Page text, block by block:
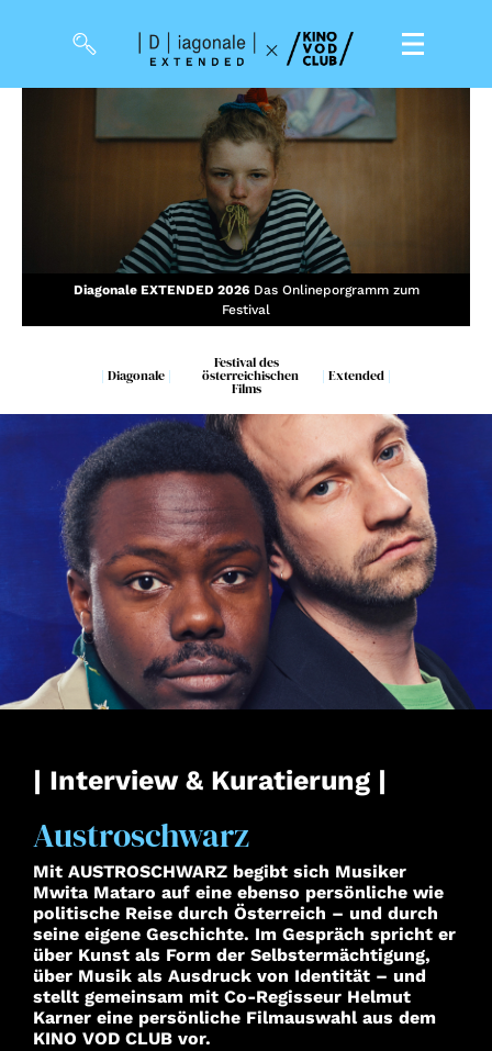
Zum KINO VOD CLUB
Tickets
Meine Events
So geht’s
Gutscheine
& Filmpässe
Account
Suche
Diagonale EXTENDED 2026Das Onlineporgramm zum
Festival
| Diagonale |
Festival des
österreichischen
Films
| Extended |
| Interview & Kuratierung |
Austroschwarz
Mit AUSTROSCHWARZ begibt sich Musiker
Mwita Mataro auf eine ebenso persönliche wie
politische Reise durch Österreich – und durch
seine eigene Geschichte. Im Gespräch spricht er
über Kunst als Form der Selbstermächtigung,
über Musik als Ausdruck von Identität – und
stellt gemeinsam mit Co-Regisseur Helmut
Karner eine persönliche Filmauswahl aus dem
KINO VOD CLUB vor.